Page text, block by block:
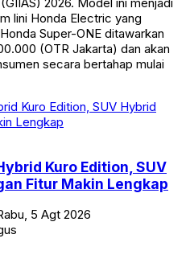
lini Honda Electric yang
Super-ONE ditawarkan
(OTR Jakarta) dan akan
secara bertahap mulai
Kuro Edition, SUV
Fitur Makin Lengkap
5 Agt 2026